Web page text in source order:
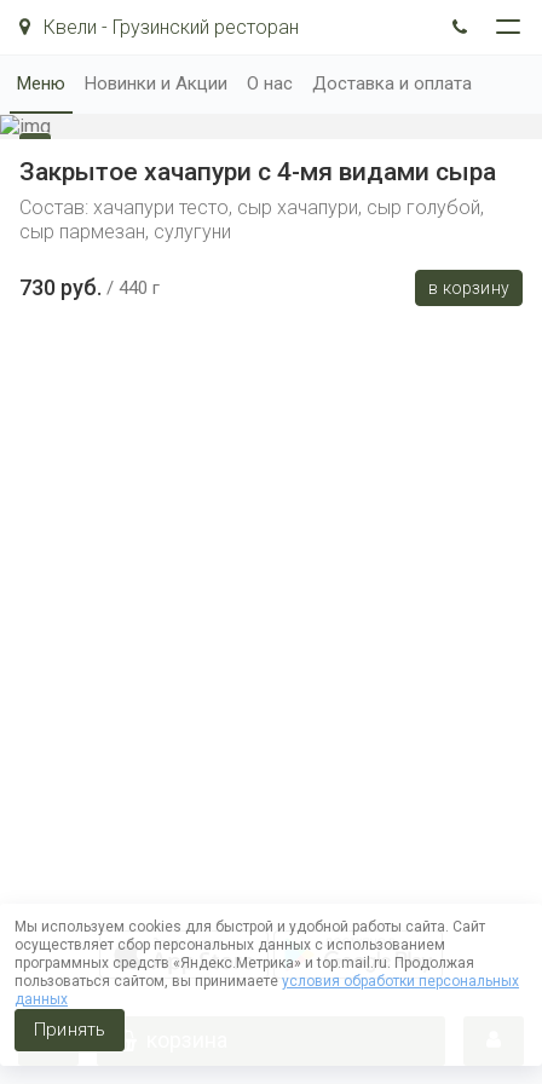
Квели - Грузинский ресторан
Меню Новинки и Акции О нас Доставка и оплата
Закрытое хачапури с 4-мя видами сыра
Состав: хачапури тесто, сыр хачапури, сыр голубой,
сыр пармезан, сулугуни
730 руб. 440 г в корзину
Мы используем cookies для быстрой и удобной работы сайта. Сайт
осуществляет сбор персональных данных с использованием
программных средств «Яндекс.Метрика» и top.mail.ru. Продолжая
пользоваться сайтом, вы принимаете условия обработки персональных
данных
Принять